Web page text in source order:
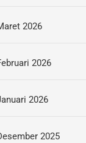
2026
2026
2026
2025